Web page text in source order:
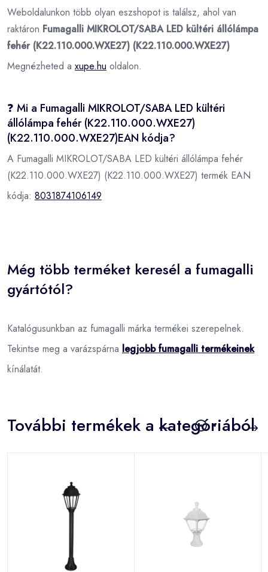
Weboldalunkon több olyan eszshopot is találsz, ahol van
raktáron Fumagalli MIKROLOT/SABA LED kültéri állólámpa
fehér (K22.110.000.WXE27) (K22.110.000.WXE27)
Megnézheted a xupe.hu oldalon.
❓ Mi a Fumagalli MIKROLOT/SABA LED kültéri
állólámpa fehér (K22.110.000.WXE27)
(K22.110.000.WXE27)EAN kódja?
A Fumagalli MIKROLOT/SABA LED kültéri állólámpa fehér
(K22.110.000.WXE27) (K22.110.000.WXE27) termék EAN
kódja: 8031874106149
Még több terméket keresél a fumagalli
gyártótól?
Katalógusunkban az fumagalli márka termékei szerepelnek.
Tekintse meg a varázspárna legjobb fumagalli termékeinek
kínálatát.
További termékek a kategóriából